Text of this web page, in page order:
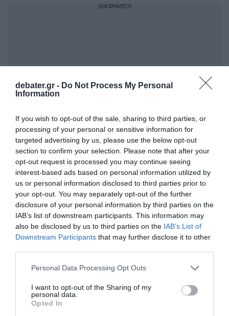
debater.gr - Do Not Process My Personal
Information
If you wish to opt-out of the sale, sharing to third parties, or
processing of your personal or sensitive information for
targeted advertising by us, please use the below opt-out
section to confirm your selection. Please note that after your
opt-out request is processed you may continue seeing
interest-based ads based on personal information utilized by
us or personal information disclosed to third parties prior to
your opt-out. You may separately opt-out of the further
disclosure of your personal information by third parties on the
IAB’s list of downstream participants. This information may
also be disclosed by us to third parties on the IAB’s List of
Downstream Participants that may further disclose it to other
Please note that this website/app uses one or more Google
not limited to your visit or usage behaviour. You may click to
grant or deny consent to Google and its third-party tags to
use your data for below specified purposes in below Google
Personal Data Processing Opt Outs
I want to opt-out of the Sharing of my
personal data.
Opted In
ΔΙΑΦΗΜΙΣΗ
ΣΧΟΛΙΑ